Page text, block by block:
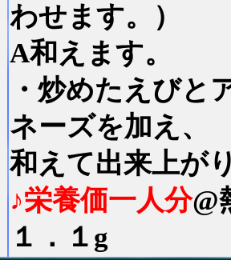
わせます。）
A和えます。
・炒めたえびと
ネーズを加え、
和えて出来上が
♪栄養価一人分@
１．１g